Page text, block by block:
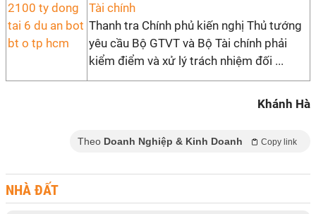
Tài chính
Thanh tra Chính phủ kiến nghị Thủ tướng
yêu cầu Bộ GTVT và Bộ Tài chính phải
kiểm điểm và xử lý trách nhiệm đối ...
Khánh Hà
Theo Doanh Nghiệp & Kinh Doanh Copy link
NHÀ ĐẤT